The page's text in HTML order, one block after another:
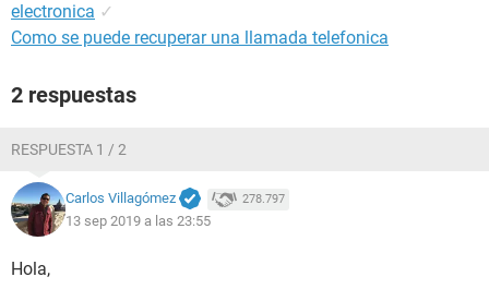
electronica ✓
Como se puede recuperar una llamada telefonica
2 respuestas
RESPUESTA 1 / 2
Carlos Villagómez 278.797
13 sep 2019 a las 23:55
Hola,